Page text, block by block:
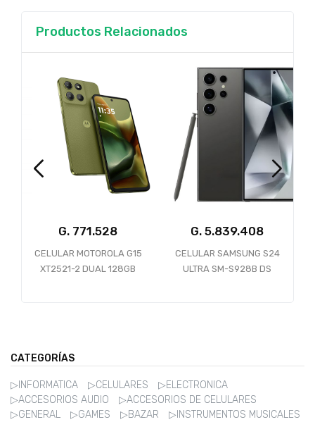
Productos Relacionados
MOTOROLA G15
2 DUAL 128GB
CELULAR SAMSUNG S24
ULTRA SM-S928B DS
CELULAR
F8 ULTRA
CATEGORÍAS
▷INFORMATICA ▷CELULARES
▷ELECTRONICA
▷ACCESORIOS AUDIO
▷ACCESORIOS DE CELULARES
▷GENERAL
▷GAMES ▷BAZAR
▷INSTRUMENTOS MUSICALES